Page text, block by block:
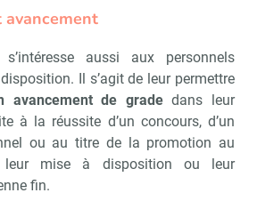
aussi aux personnels
Il s’agit de leur permettre
avancement de gradedans leur
à la réussite d’un concours, d’un
ou au titre de la promotion au
mise à disposition ou leur
fin.